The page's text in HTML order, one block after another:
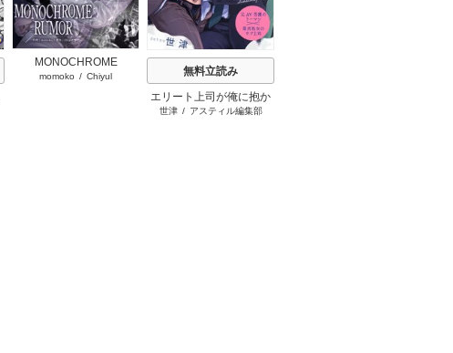
MONOCHROME
RUMOR【タテヨミ】
momoko / Chiyul
無料立読み
エリート上司が俺に抱か
れたがってる
世津/ アスティル編集部